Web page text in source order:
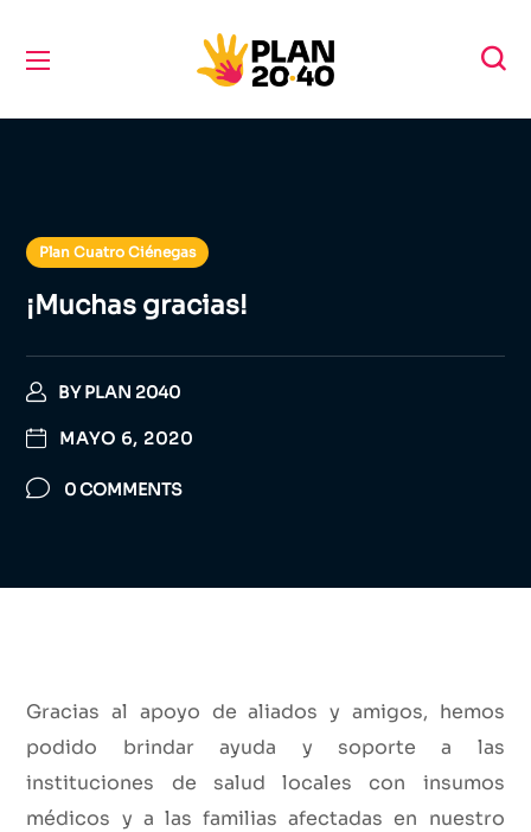
Plan Cuatro Ciénegas
¡Muchas gracias!
BYPLAN 2040
MAYO 6, 2020
0 COMMENTS
Gracias al apoyo de aliados y amigos, hemos
podido brindar ayuda y soporte a las
instituciones de salud locales con insumos
médicos y a las familias afectadas en nuestro